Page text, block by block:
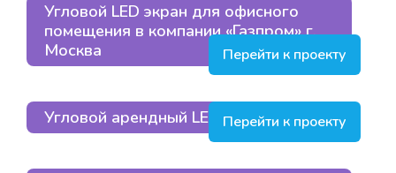
Угловой LED экран для офисного
помещения в компании «Газпром» г.
Москва
Перейти к проекту
Угловой арендный LED экранПерейти к проекту